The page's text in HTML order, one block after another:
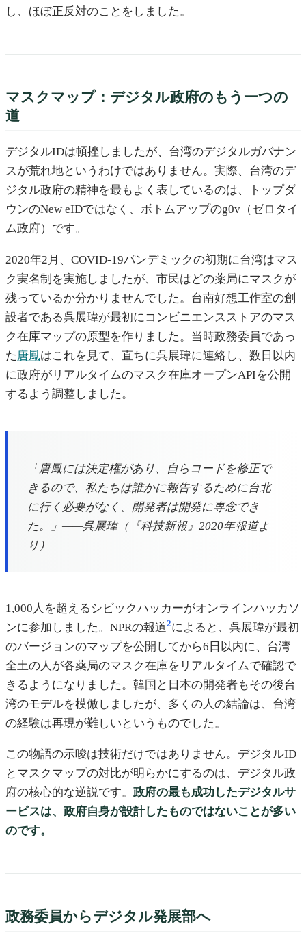
し、ほぼ正反対のことをしました。
マスクマップ：デジタル政府のもう一つの
道
デジタルIDは頓挫しましたが、台湾のデジタルガバナン
スが荒れ地というわけではありません。実際、台湾のデ
ジタル政府の精神を最もよく表しているのは、トップダ
ウンのNew eIDではなく、ボトムアップのg0v（ゼロタイ
ム政府）です。
2020年2月、COVID-19パンデミックの初期に台湾はマス
ク実名制を実施しましたが、市民はどの薬局にマスクが
残っているか分かりませんでした。台南好想工作室の創
設者である呉展瑋が最初にコンビニエンスストアのマス
ク在庫マップの原型を作りました。当時政務委員であっ
た唐鳳はこれを見て、直ちに呉展瑋に連絡し、数日以内
に政府がリアルタイムのマスク在庫オープンAPIを公開
するよう調整しました。
「唐鳳には決定権があり、自らコードを修正で
きるので、私たちは誰かに報告するために台北
に行く必要がなく、開発者は開発に専念でき
た。」——呉展瑋（『科技新報』2020年報道よ
り）
1,000人を超えるシビックハッカーがオンラインハッカソ
ンに参加しました。NPRの報道2によると、呉展瑋が最初
のバージョンのマップを公開してから6日以内に、台湾
全土の人が各薬局のマスク在庫をリアルタイムで確認で
きるようになりました。韓国と日本の開発者もその後台
湾のモデルを模倣しましたが、多くの人の結論は、台湾
の経験は再現が難しいというものでした。
この物語の示唆は技術だけではありません。デジタルID
とマスクマップの対比が明らかにするのは、デジタル政
府の核心的な逆説です。 政府の最も成功したデジタルサ
ービスは、政府自身が設計したものではないことが多い
のです。
政務委員からデジタル発展部へ